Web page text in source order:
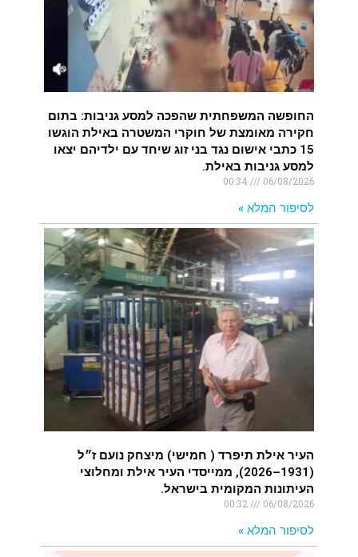
החופשה המשפחתית שהפכה למסע גניבות: בתום
חקירה מאומצת של חוקרי המשטרה באילת הוגשו
15 כתבי אישום נגד בני זוג שיחד עם ילדיהם יצאו
למסע גניבות באילת.
06/08/2026
לסיפור המלא »
העיר אילת תיפרד ( חמישי) מיצחק נועם ז״ל
(1931–2026), ממייסדי העיר אילת ומחלוצי
העיתונות המקומית בישראל.
06/08/2026
לסיפור המלא »